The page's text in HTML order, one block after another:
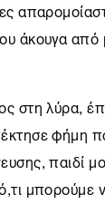
άκουγα από
στη λύρα,
φήμη
παιδί
μπορούμε